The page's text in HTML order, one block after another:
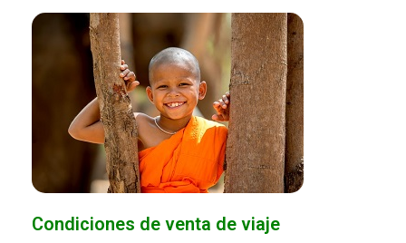
Condiciones de venta de viaje